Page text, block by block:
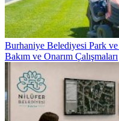
Burhaniye Belediyesi Park
Bakım ve Onarım Çalışmaları